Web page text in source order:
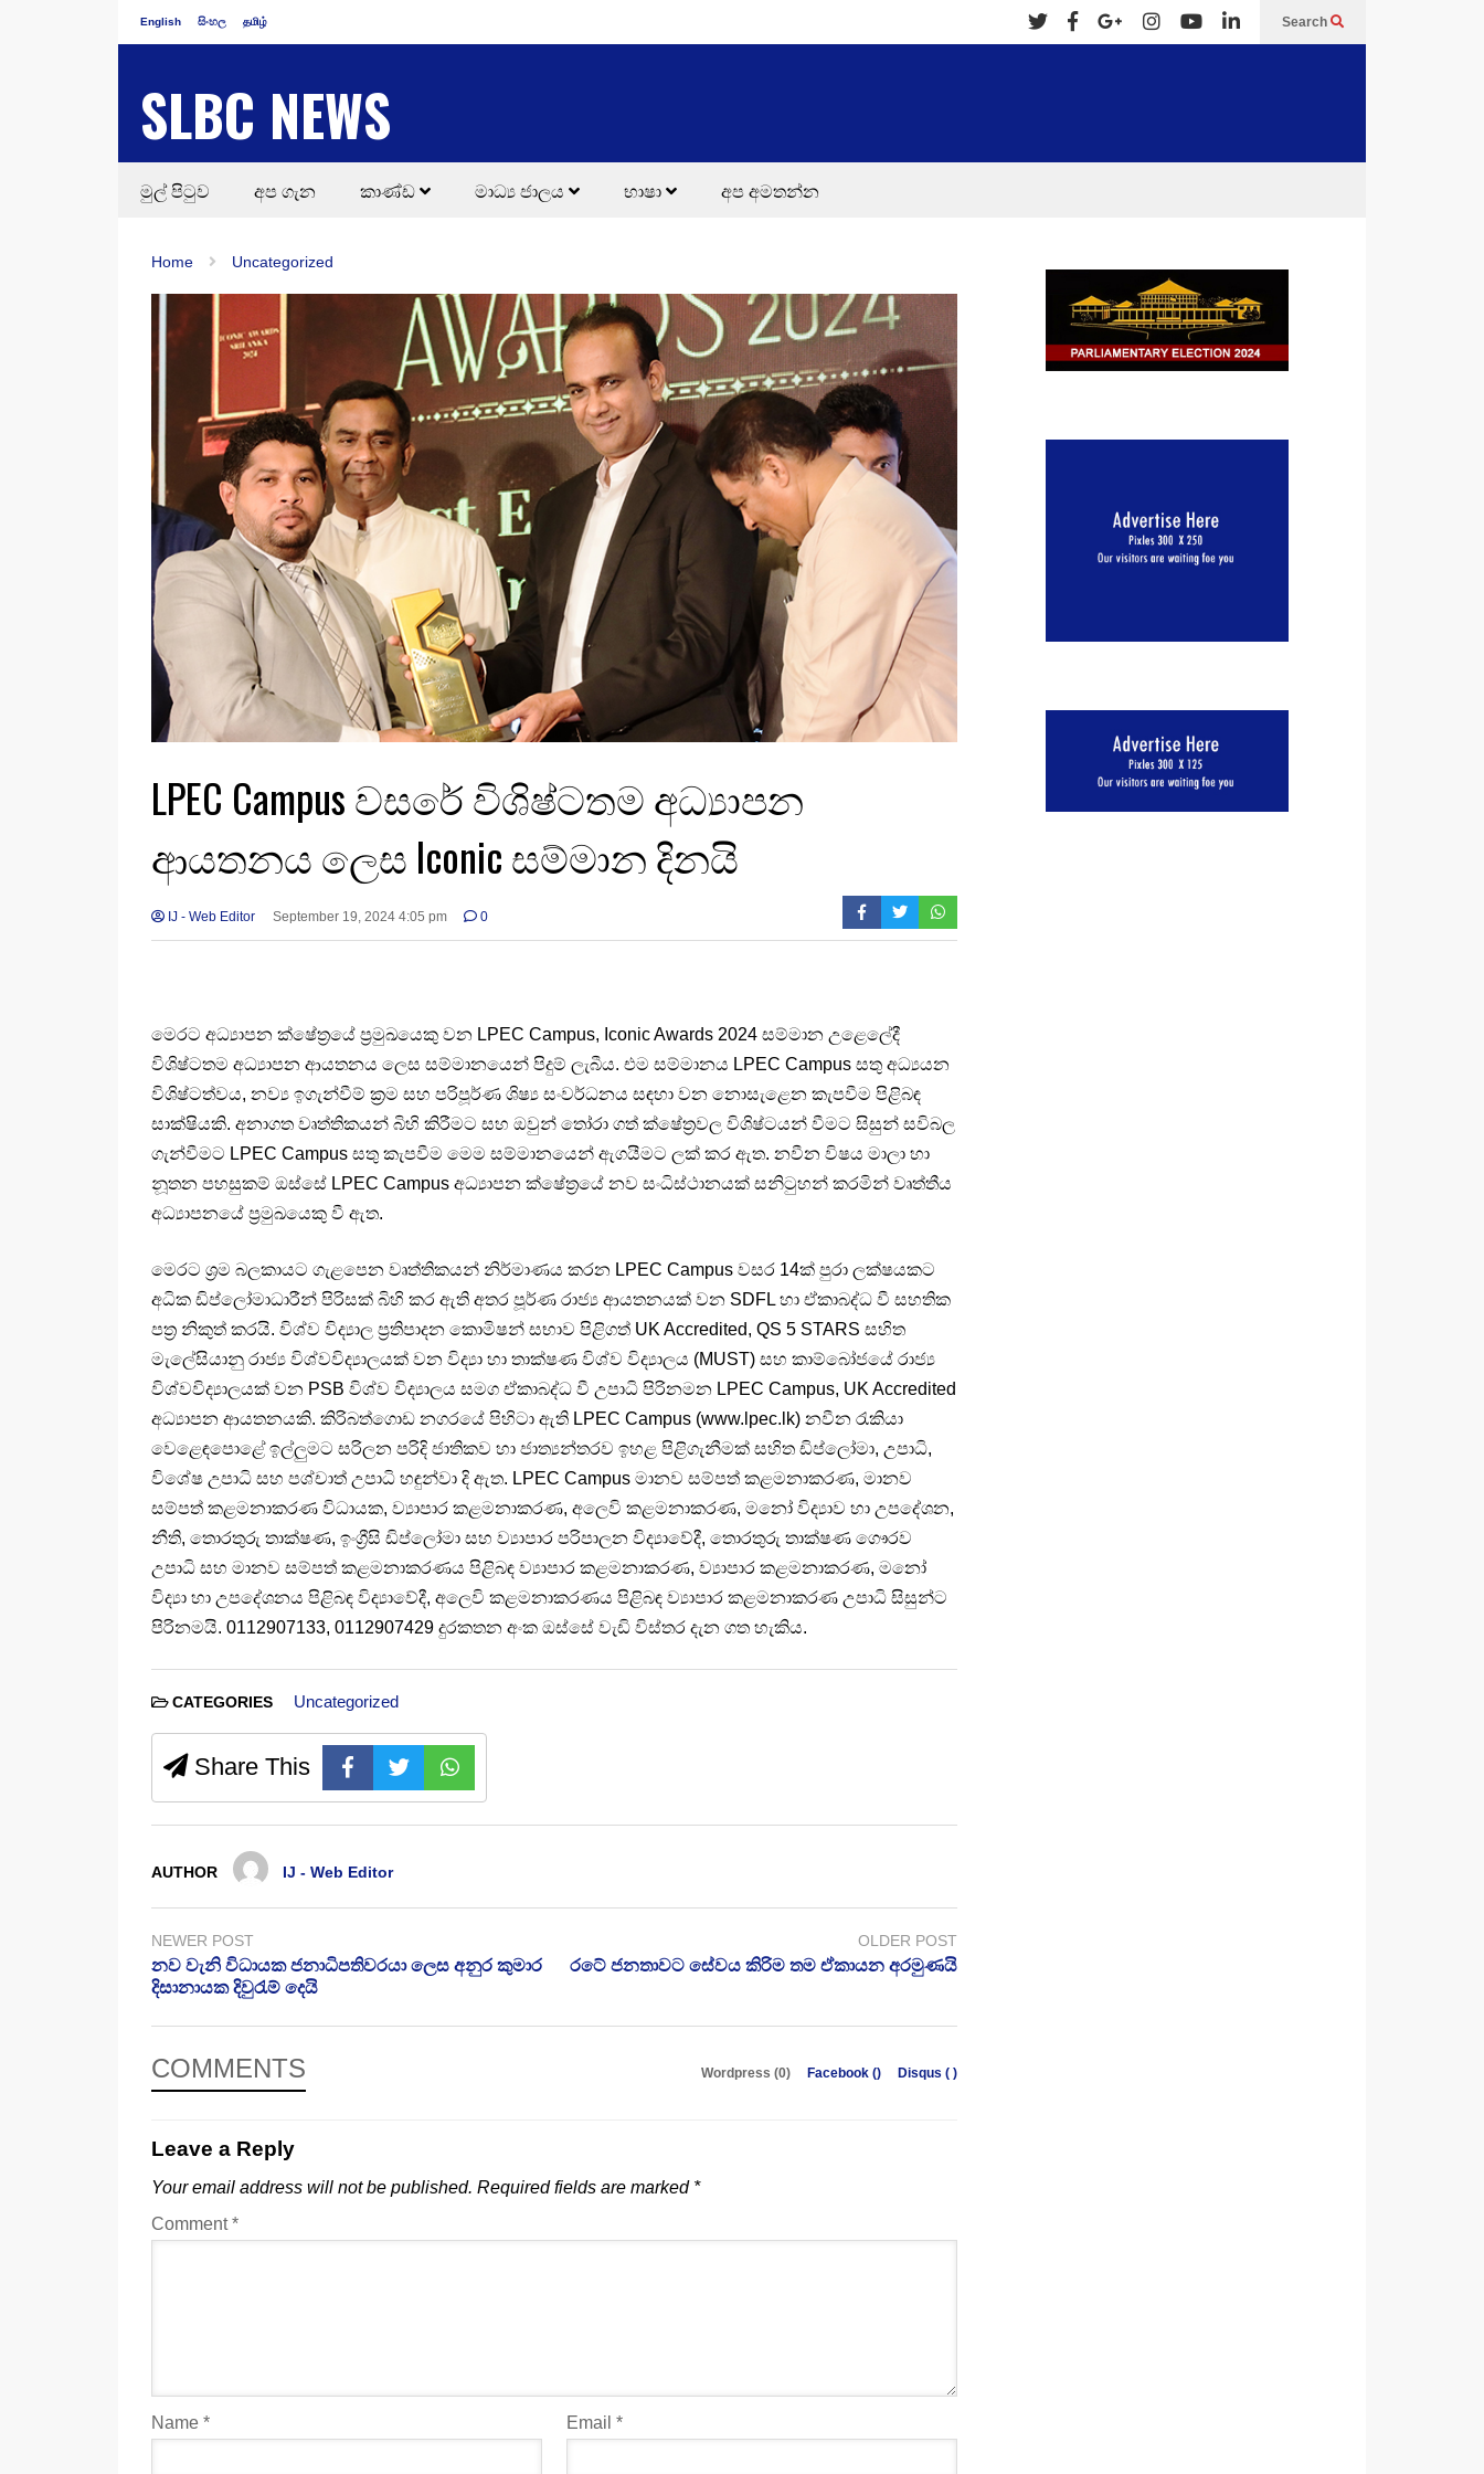
English සිංහල தமிழ் Search
SLBC NEWS
මුල් පිටුව අප ගැන කාණ්ඩ මාධ්‍ය ජාලය භාෂා අප අමතන්න
Home Uncategorized
LPEC Campus වසරේ විශිෂ්ටතම අධ්‍යාපන
ආයතනය ලෙස Iconic සම්මාන දිනයි
IJ - Web Editor September 19, 2024 4:05 pm 0
මෙරට අධ්‍යාපන ක්ෂේත්‍රයේ ප්‍රමුඛයෙකු වන LPEC Campus, Iconic Awards 2024 සම්මාන උළෙලේදී
විශිෂ්ටතම අධ්‍යාපන ආයතනය ලෙස සම්මානයෙන් පිදුම් ලැබීය. එම සම්මානය LPEC Campus සතු අධ්‍යයන
විශිෂ්ටත්වය, නව්‍ය ඉගැන්වීම් ක්‍රම සහ පරිපූර්ණ ශිෂ්‍ය සංවර්ධනය සඳහා වන නොසැළෙන කැපවීම පිළිබඳ
සාක්ෂියකි. අනාගත වෘත්තිකයන් බිහි කිරීමට සහ ඔවුන් තෝරා ගත් ක්ෂේත්‍රවල විශිෂ්ටයන් වීමට සිසුන් සවිබල
ගැන්වීමට LPEC Campus සතු කැපවීම මෙම සම්මානයෙන් ඇගයීමට ලක් කර ඇත. නවීන විෂය මාලා හා
නූතන පහසුකම් ඔස්සේ LPEC Campus අධ්‍යාපන ක්ෂේත්‍රයේ නව සංධිස්ථානයක් සනිටුහන් කරමින් වෘත්තීය
අධ්‍යාපනයේ ප්‍රමුඛයෙකු වී ඇත.
මෙරට ශ්‍රම බලකායට ගැළපෙන වෘත්තිකයන් නිර්මාණය කරන LPEC Campus වසර 14ක් පුරා ලක්ෂයකට
අධික ඩිප්ලෝමාධාරීන් පිරිසක් බිහි කර ඇති අතර පූර්ණ රාජ්‍ය ආයතනයක් වන SDFL හා ඒකාබද්ධ වී සහතික
පත්‍ර නිකුත් කරයි. විශ්ව විද්‍යාල ප්‍රතිපාදන කොමිෂන් සභාව පිළිගත් UK Accredited, QS 5 STARS සහිත
මැලේසියානු රාජ්‍ය විශ්වවිද්‍යාලයක් වන විද්‍යා හා තාක්ෂණ විශ්ව විද්‍යාලය (MUST) සහ කාම්බෝජයේ රාජ්‍ය
විශ්වවිද්‍යාලයක් වන PSB විශ්ව විද්‍යාලය සමග ඒකාබද්ධ වී උපාධි පිරිනමන LPEC Campus, UK Accredited
අධ්‍යාපන ආයතනයකි. කිරිබත්ගොඩ නගරයේ පිහිටා ඇති LPEC Campus (www.lpec.lk) නවීන රැකියා
වෙළෙඳපොළේ ඉල්ලුමට සරිලන පරිදි ජාතිකව හා ජාත්‍යන්තරව ඉහළ පිළිගැනීමක් සහිත ඩිප්ලෝමා, උපාධි‍,
විශේෂ උපාධි සහ පශ්චාත් උපාධි හඳුන්වා දි ඇත. LPEC Campus මානව සම්පත් කළමනාකරණ, මානව
සම්පත් කළමනාකරණ විධායක, ව්‍යාපාර කළමනාකරණ, අලෙවි කළමනාකරණ, මනෝ විද්‍යාව හා උපදේශන,
නීති, තොරතුරු තාක්ෂණ, ඉංග්‍රීසි ඩිප්ලෝමා සහ ව්‍යාපාර පරිපාලන විද්‍යාවේදී, තොරතුරු තාක්ෂණ ගෞරව
උපාධි සහ මානව සම්පත් කළමනාකරණය පිළිබඳ ව්‍යාපාර කළමනාකරණ, ව්‍යාපාර කළමනාකරණ, මනෝ
විද්‍යා හා උපදේශනය පිළිබඳ විද්‍යාවේදී, අලෙවි කළමනාකරණය පිළිබඳ ව්‍යාපාර කළමනාකරණ උපාධි සිසුන්ට
පිරිනමයි. 0112907133, 0112907429 දුරකතන අංක ඔස්සේ වැඩි විස්තර දැන ගත හැකිය.
CATEGORIES Uncategorized
Share This
AUTHOR IJ - Web Editor
NEWER POST
නව වැනි විධායක ජනාධිපතිවරයා ලෙස අනුර කුමාර
දිසානායක දිවුරැම් දෙයි
OLDER POST
රටේ ජනතාවට සේවය කිරිම තම ඒකායන අරමුණයි
COMMENTS Wordpress (0) Facebook () Disqus ( )
Leave a Reply
Your email address will not be published. Required fields are marked *
Comment*
Name * Email *